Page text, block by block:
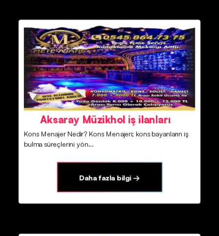
Aksaray Müzikhol iş ilanları
Kons Menajer Nedir? Kons Menajeri; kons bayanların iş
bulma süreçlerini yön...
Daha fazla bilgi →